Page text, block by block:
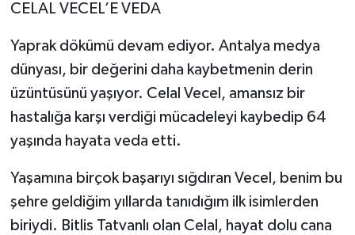
CELAL VECEL’E VEDA
Yaprak dökümü devam ediyor. Antalya medya
dünyası, bir değerini daha kaybetmenin derin
üzüntüsünü yaşıyor. Celal Vecel, amansız bir
hastalığa karşı verdiği mücadeleyi kaybedip 64
yaşında hayata veda etti.
Yaşamına birçok başarıyı sığdıran Vecel, benim bu
şehre geldiğim yıllarda tanıdığım ilk isimlerden
biriydi. Bitlis Tatvanlı olan Celal, hayat dolu cana